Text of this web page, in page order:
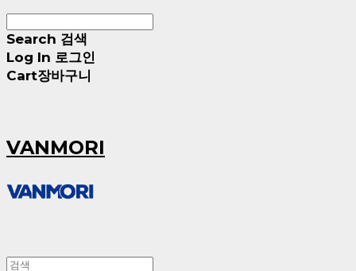
Search 검색
Log In 로그인
Cart장바구니
VANMORI